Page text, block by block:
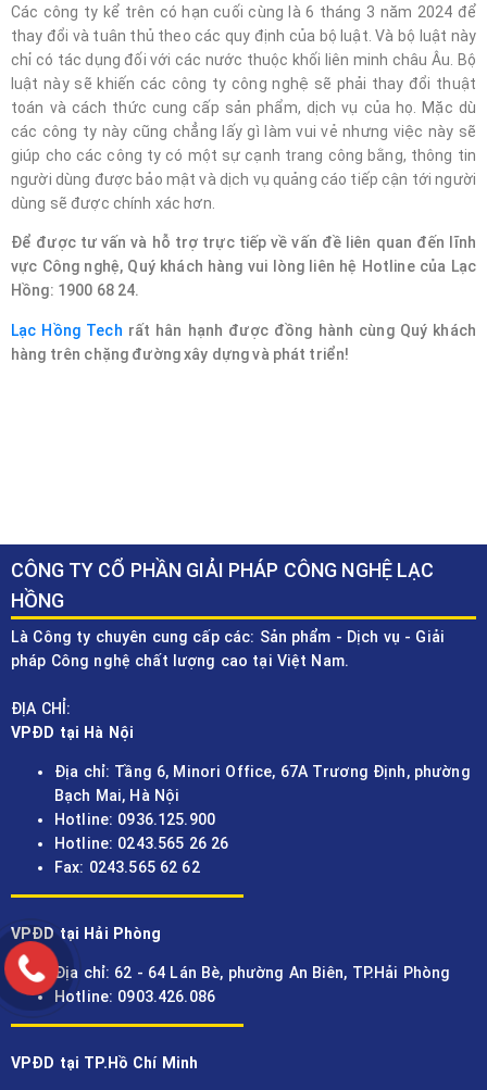
Các công ty kể trên có hạn cuối cùng là 6 tháng 3 năm 2024 để
thay đổi và tuân thủ theo các quy định của bộ luật. Và bộ luật này
chỉ có tác dụng đối với các nước thuộc khối liên minh châu Âu. Bộ
luật này sẽ khiến các công ty công nghệ sẽ phải thay đổi thuật
toán và cách thức cung cấp sản phẩm, dịch vụ của họ. Mặc dù
các công ty này cũng chẳng lấy gì làm vui vẻ nhưng việc này sẽ
giúp cho các công ty có một sự cạnh trang công bằng, thông tin
người dùng được bảo mật và dịch vụ quảng cáo tiếp cận tới người
dùng sẽ được chính xác hơn.
Để được tư vấn và hỗ trợ trực tiếp về vấn đề liên quan đến lĩnh
vực Công nghệ, Quý khách hàng vui lòng liên hệ Hotline của Lạc
Hồng: 1900 68 24.
Lạc Hồng Tech rất hân hạnh được đồng hành cùng Quý khách
hàng trên chặng đường xây dựng và phát triển!
CÔNG TY CỔ PHẦN GIẢI PHÁP CÔNG NGHỆ LẠC
HỒNG
Là Công ty chuyên cung cấp các: Sản phẩm - Dịch vụ - Giải
pháp Công nghệ chất lượng cao tại Việt Nam.
ĐỊA CHỈ:
VPĐD tại Hà Nội
Địa chỉ: Tầng 6, Minori Office, 67A Trương Định, phường
Bạch Mai, Hà Nội
Hotline: 0936.125.900
Hotline: 0243.565 26 26
Fax: 0243.565 62 62
VPĐD tại Hải Phòng
Địa chỉ: 62 - 64 Lán Bè, phường An Biên, TP.Hải Phòng
Hotline: 0903.426.086
VPĐD tại TP.Hồ Chí Minh